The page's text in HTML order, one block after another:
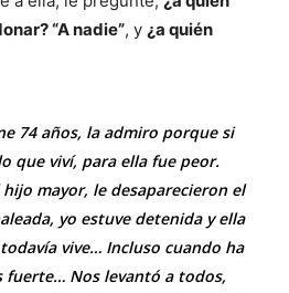
“A nadie”, y ¿a quién
74 años, la admiro porque si
que viví, para ella fue peor.
mayor, le desaparecieron el
yo estuve detenida y ella
vive… Incluso cuando ha
fuerte… Nos levantó a todos,